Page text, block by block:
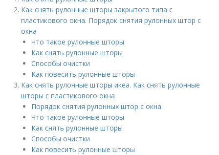
Как снять рулонные шторы закрытого типа с
пластикового окна. Порядок снятия рулонных штор с
окна
Что такое рулонные шторы
Как снять рулонные шторы
Способы очистки
Как повесить рулонные шторы
Как снять рулонные шторы икеа. Как снять рулонные
шторы с пластикового окна
Порядок снятия рулонных штор с окна
Что такое рулонные шторы
Как снять рулонные шторы
Способы очистки
Как повесить рулонные шторы